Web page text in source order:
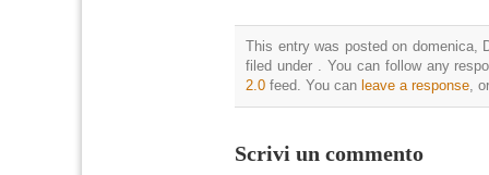
This entry was posted on domenica,
filed under . You can follow any
2.0 feed. You can leave a response ,
Scrivi un commento